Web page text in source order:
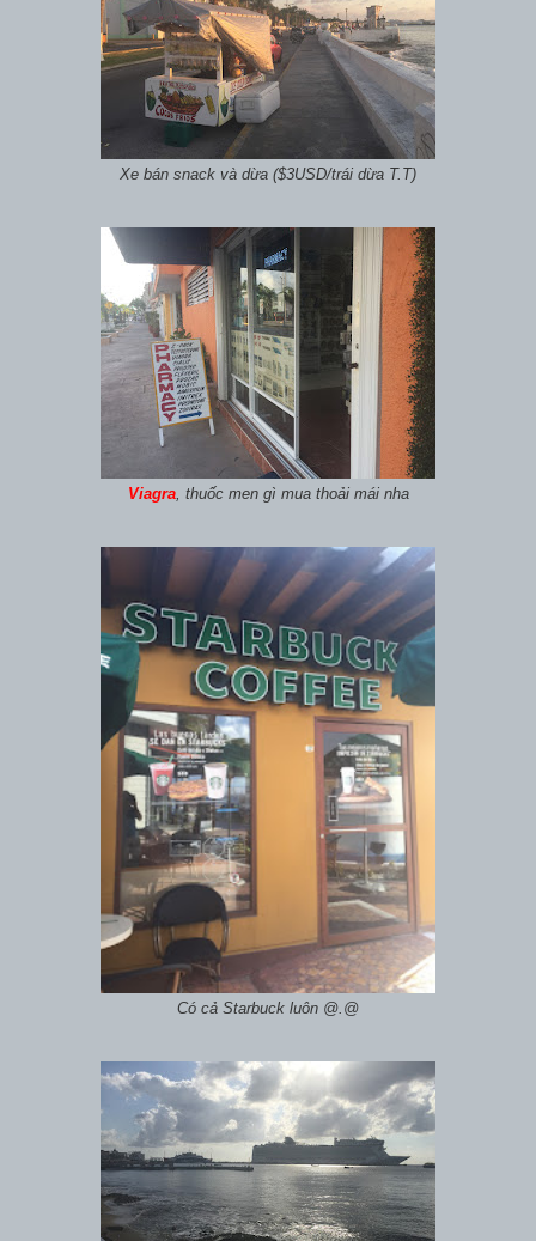
Xe bán snack và dừa ($3USD/trái dừa T.T)
Viagra, thuốc men gì mua thoải mái nha
Có cả Starbuck luôn @.@